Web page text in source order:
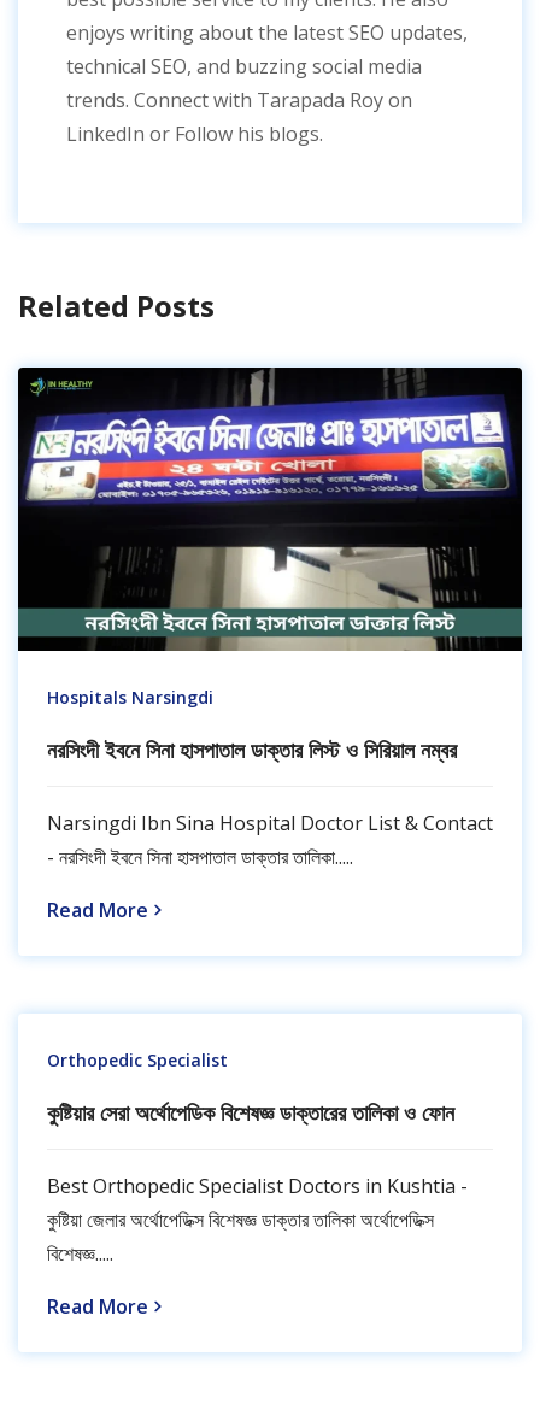
enjoys writing about the latest SEO updates,
technical SEO, and buzzing social media
trends. Connect with Tarapada Roy on
LinkedIn or Follow his blogs.
Related Posts
Hospitals Narsingdi
নরসিংদী ইবনে সিনা হাসপাতাল ডাক্তার লিস্ট ও সিরিয়াল নম্বর
Narsingdi Ibn Sina Hospital Doctor List & Contact
- নরসিংদী ইবনে সিনা হাসপাতাল ডাক্তার তালিকা.....
Read More
Orthopedic Specialist
কুষ্টিয়ার সেরা অর্থোপেডিক বিশেষজ্ঞ ডাক্তারের তালিকা ও ফোন
Best Orthopedic Specialist Doctors in Kushtia -
কুষ্টিয়া জেলার অর্থোপেডিক্স বিশেষজ্ঞ ডাক্তার তালিকা অর্থোপেডিক্স
বিশেষজ্ঞ.....
Read More